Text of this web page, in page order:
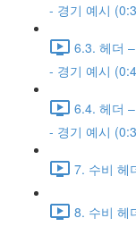
- 경기 예시
6.3. 헤더
- 경기 예시
6.4. 헤더
- 경기 예시
7. 수비 헤
8. 수비 헤